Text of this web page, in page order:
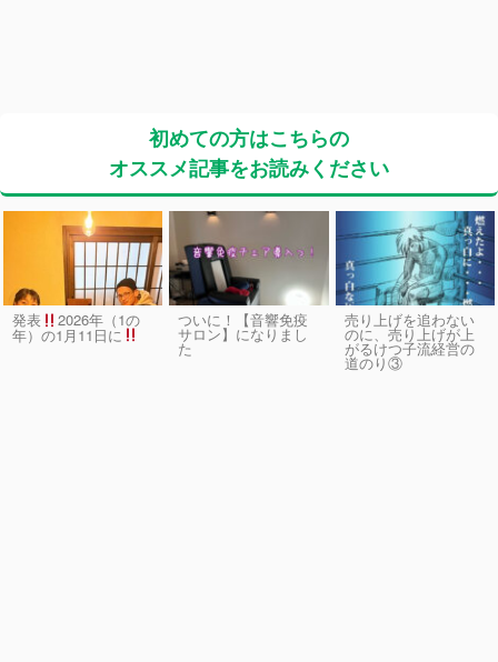
初めての方はこちらの
オススメ記事をお読みください
発表 2026年（1の
年）の1月11日に
ついに！【音響免疫
サロン】になりまし
た
売り上げを追わない
のに、売り上げが上
がるけつ子流経営の
道のり③